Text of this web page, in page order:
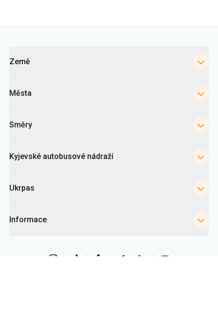
Země
Města
Směry
Kyjevské autobusové nádraží
Ukrpas
Informace